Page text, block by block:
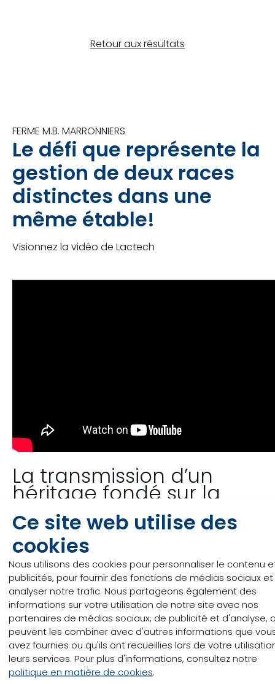
Ce site web utilise des
cookies
Nous utilisons des cookies pour personnaliser le contenu
publicités, pour fournir des fonctions de médias sociaux
analyser notre trafic. Nous partageons également des
informations sur votre utilisation de notre site avec nos
partenaires de médias sociaux, de publicité et d'analyse,
peuvent les combiner avec d'autres informations que
avez fournies ou qu'ils ont recueillies lors de votre
leurs services. Pour plus d'informations, consultez notre
politique en matière de cookies.
Retour aux résultats
FERME M.B. MARRONNIERS
Le défi que représente la
gestion de deux races
distinctes dans une
même étable!
Visionnez la vidéo de Lactech
La transmission d’un
héritage fondé sur la
passion et la
détermination
Apprenez-en plus sur la Ferme M.B. Marronniers en
lisant cet article de La Terre de chez nous.
La famille Blais nommée
famille agricole de
l’année 2021.
Apprenez-en plus sur en lisant cet article sur le site